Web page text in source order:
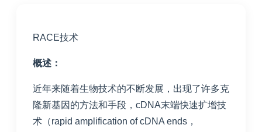
RACE技术
概述：
近年来随着生物技术的不断发展，出现了许多克
隆新基因的方法和手段，cDNA末端快速扩增技
术（rapid amplification of cDNA ends，